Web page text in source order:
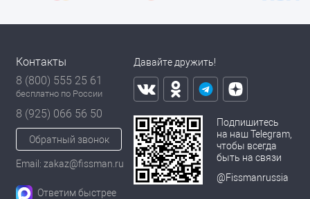
Контакты
8 (800) 555 25 61
бесплатно по России
8 (925) 066 56 50
Обратный звонок
Email: zakaz@fissman.ru
Ответим быстрее
Давайте дружить!
Подпишитесь
на наш Telegram,
чтобы всегда
быть на связи
@Fissmanrussia